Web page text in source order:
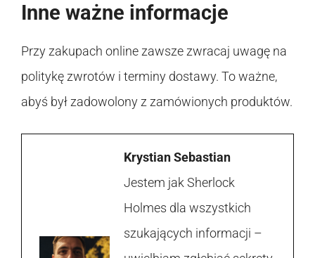
Inne ważne informacje
Przy zakupach online zawsze zwracaj uwagę na
politykę zwrotów i terminy dostawy. To ważne,
abyś był zadowolony z zamówionych produktów.
Krystian Sebastian
Jestem jak Sherlock
Holmes dla wszystkich
szukających informacji –